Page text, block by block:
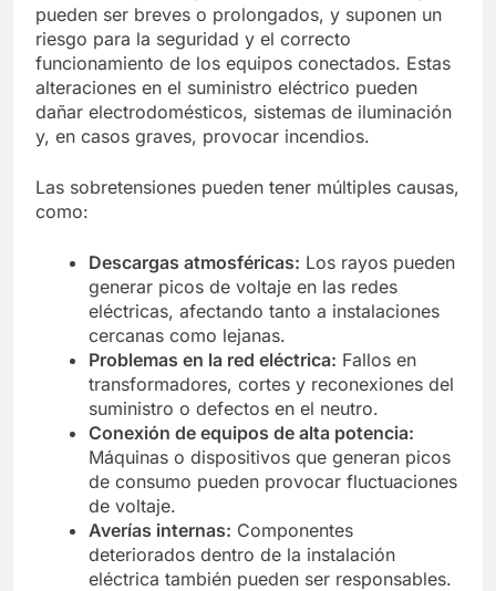
pueden ser breves o prolongados, y suponen un
riesgo para la seguridad y el correcto
funcionamiento de los equipos conectados. Estas
alteraciones en el suministro eléctrico pueden
dañar electrodomésticos, sistemas de iluminación
y, en casos graves, provocar incendios.
Las sobretensiones pueden tener múltiples causas,
como:
Descargas atmosféricas: Los rayos pueden
generar picos de voltaje en las redes
eléctricas, afectando tanto a instalaciones
cercanas como lejanas.
Problemas en la red eléctrica: Fallos en
transformadores, cortes y reconexiones del
suministro o defectos en el neutro.
Conexión de equipos de alta potencia:
Máquinas o dispositivos que generan picos
de consumo pueden provocar fluctuaciones
de voltaje.
Averías internas: Componentes
deteriorados dentro de la instalación
eléctrica también pueden ser responsables.